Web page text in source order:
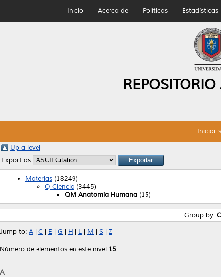
Inicio Acerca de Políticas Estadísticas
Iniciar
Up a level
Export as
Materias (18249)
Q Ciencia (3445)
QM Anatomía Humana (15)
Group by:
Jump to: A C E G H L M S Z
Número de elementos en este nivel 15.
A